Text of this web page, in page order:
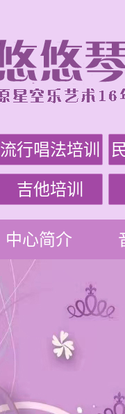
流行唱法培训
吉他培训
中心简介